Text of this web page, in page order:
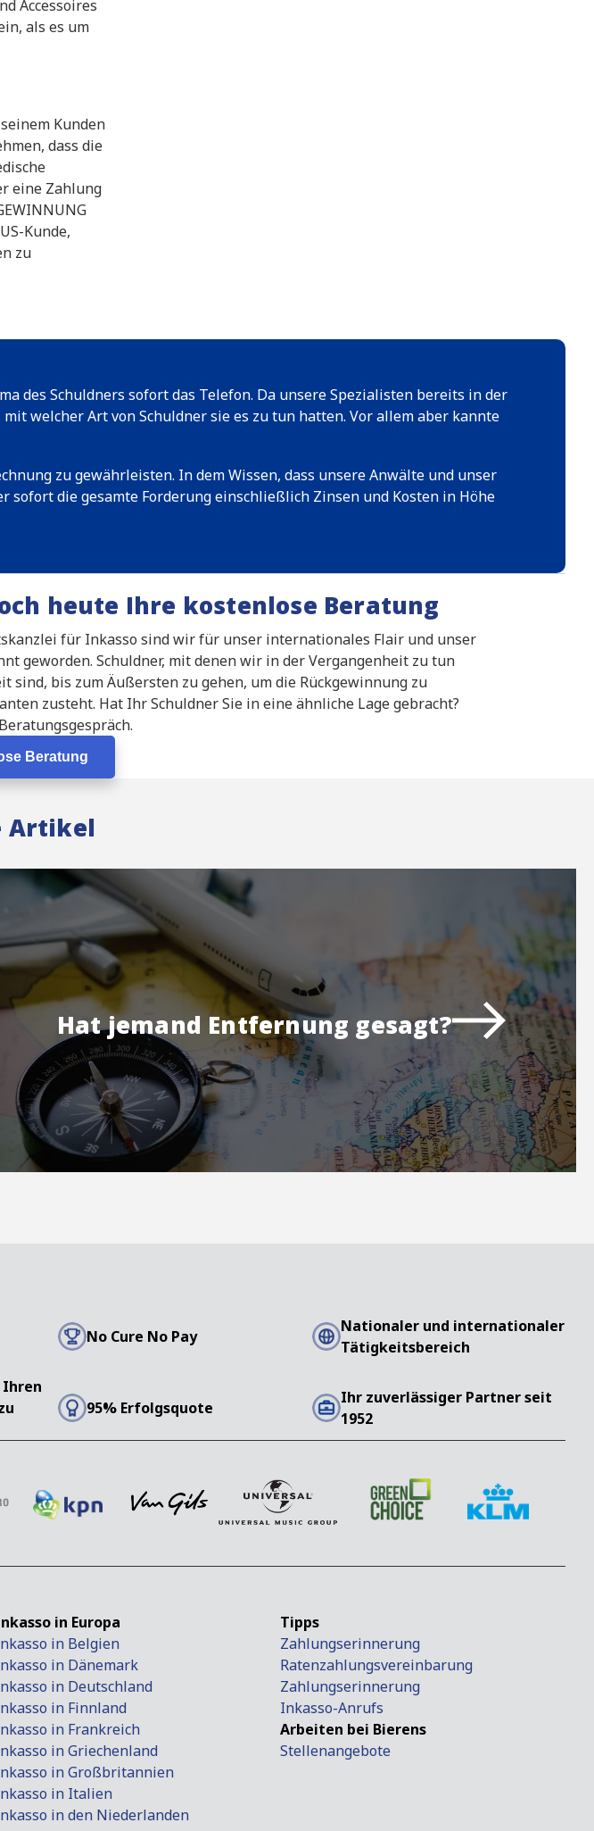
Accessoires
als es um
Kunden
dass die
eine Zahlung
Kunde,
zu
des Schuldners sofort das Telefon. Da unsere Spezialisten bereits in der
welcher Art von Schuldner sie es zu tun hatten. Vor allem aber kannte
zu gewährleisten. In dem Wissen, dass unsere Anwälte und unser
die gesamte Forderung einschließlich Zinsen und Kosten in Höhe
heute Ihre kostenlose Beratung
für Inkasso sind wir für unser internationales Flair und unser
geworden. Schuldner, mit denen wir in der Vergangenheit zu tun
sind, bis zum Äußersten zu gehen, um die Rückgewinnung zu
zusteht. Hat Ihr Schuldner Sie in eine ähnliche Lage gebracht?
Beratung
Artikel
Hat jemand Entfernung gesagt?
No Cure No Pay
Nationaler und internationaler
Tätigkeitsbereich
Ihren
95% Erfolgsquote
Ihr zuverlässiger Partner seit
1952
in Europa
in Belgien
in Dänemark
in Deutschland
in Finnland
in Frankreich
in Griechenland
in Großbritannien
in Italien
in den Niederlanden
Tipps
Zahlungserinnerung
Ratenzahlungsvereinbarung
Zahlungserinnerung
Inkasso-Anrufs
Arbeiten bei Bierens
Stellenangebote